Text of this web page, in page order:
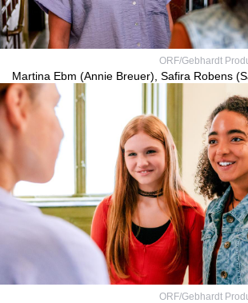
ORF/Gebhardt
Martina Ebm (Annie Breuer), Safira Robens
ORF/Gebhardt